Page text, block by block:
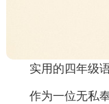
实用的四年级
作为一位无私